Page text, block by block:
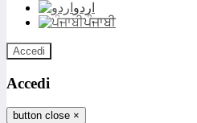
اردو
ਪੰਜਾਬੀ
Accedi
Accedi
button close ×